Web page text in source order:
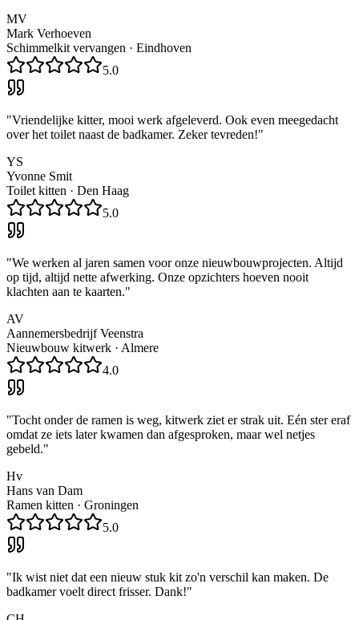
MV
Mark Verhoeven
Schimmelkit vervangen · Eindhoven
5.0
"Vriendelijke kitter, mooi werk afgeleverd. Ook even meegedacht
over het toilet naast de badkamer. Zeker tevreden!"
YS
Yvonne Smit
Toilet kitten · Den Haag
5.0
"We werken al jaren samen voor onze nieuwbouwprojecten. Altijd
op tijd, altijd nette afwerking. Onze opzichters hoeven nooit
klachten aan te kaarten."
AV
Aannemersbedrijf Veenstra
Nieuwbouw kitwerk · Almere
4.0
"Tocht onder de ramen is weg, kitwerk ziet er strak uit. Eén ster eraf
omdat ze iets later kwamen dan afgesproken, maar wel netjes
gebeld."
Hv
Hans van Dam
Ramen kitten · Groningen
5.0
"Ik wist niet dat een nieuw stuk kit zo'n verschil kan maken. De
badkamer voelt direct frisser. Dank!"